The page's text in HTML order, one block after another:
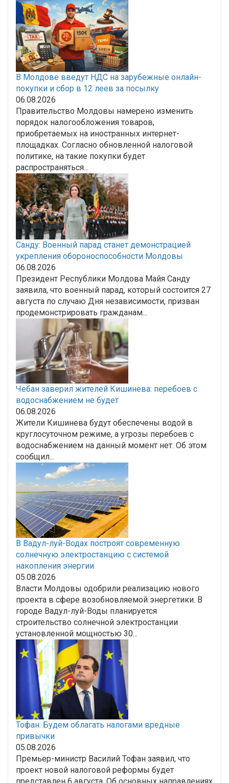
В Молдове введут НДС на зарубежные онлайн-
покупки и сбор в 12 леев за посылку
06.08.2026
Правительство Молдовы намерено изменить
порядок налогообложения товаров,
приобретаемых на иностранных интернет-
площадках. Согласно обновленной налоговой
политике, на такие покупки будет
распространяться...
Санду: Военный парад станет демонстрацией
укрепления обороноспособности Молдовы
06.08.2026
Президент Республики Молдова Майя Санду
заявила, что военный парад, который состоится 27
августа по случаю Дня независимости, призван
продемонстрировать гражданам...
Чебан заверил жителей Кишинева: перебоев с
водоснабжением не будет
06.08.2026
Жители Кишинева будут обеспечены водой в
круглосуточном режиме, а угрозы перебоев с
водоснабжением на данный момент нет. Об этом
сообщил...
В Вадул-луй-Водах построят современную
солнечную электростанцию с системой
накопления энергии
05.08.2026
Власти Молдовы одобрили реализацию нового
проекта в сфере возобновляемой энергетики. В
городе Вадул-луй-Воды планируется
строительство солнечной электростанции
установленной мощностью 30...
Тофан: Будем облагать налогами вредные
привычки
05.08.2026
Премьер-министр Василий Тофан заявил, что
проект новой налоговой реформы будет